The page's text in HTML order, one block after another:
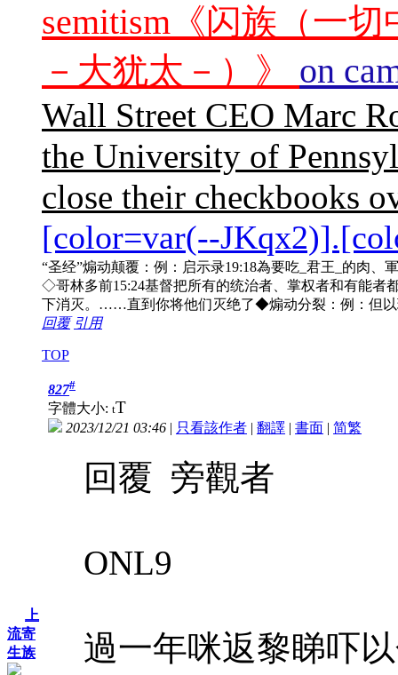
semitism《闪
－大犹太－）》 on
Wall Street CEO Marc
the University of
close their checkbooks
[color=var(--
“圣经”煽动颠覆：例：启示录19:18為要吃_君王_的肉
◇哥林多前15:24基督把所有的统治者、掌权者和有能者
下消灭。……直到你将他们灭绝了◆煽动分裂：例：但
回覆 引用
TOP
上
流寄
生族
827#
字體大小: tT
2023/12/21 03:46 | 只看該作者 | 翻譯 | 書面 | 简繁
回覆 旁觀者
ONL9
過一年咪返黎睇吓